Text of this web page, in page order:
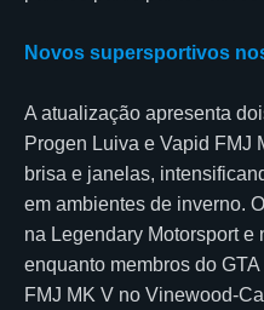
Novos supersportivos
A atualização apresenta
Progen Luiva e Vapid FMJ
brisa e janelas,
em ambientes de inverno.
na Legendary Motorsport e
enquanto membros do
FMJ MK V no Vinewood-